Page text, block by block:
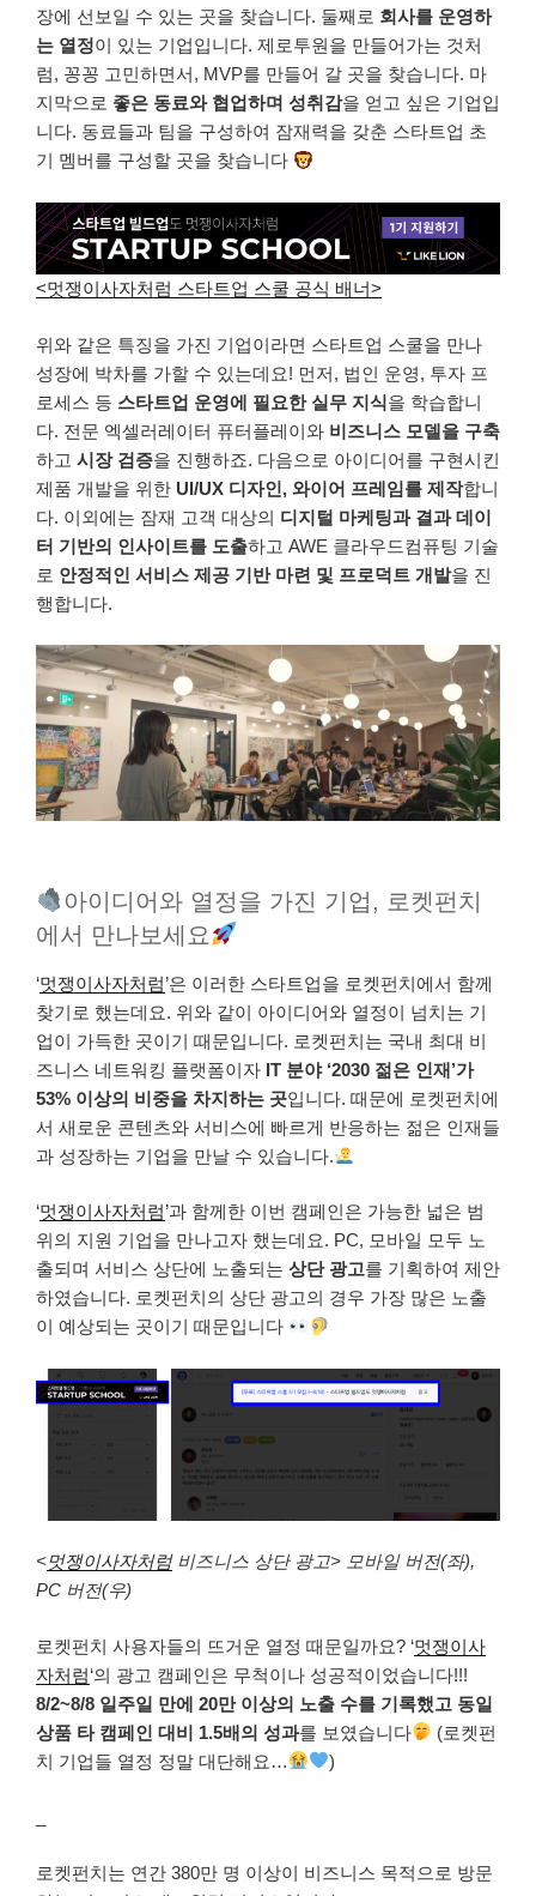
장에 선보일 수 있는 곳을 찾습니다. 둘째로 회사를 운영하
는 열정이 있는 기업입니다. 제로투원을 만들어가는 것처
럼, 꽁꽁 고민하면서, MVP를 만들어 갈 곳을 찾습니다. 마
지막으로 좋은 동료와 협업하며 성취감을 얻고 싶은 기업입
니다. 동료들과 팀을 구성하여 잠재력을 갖춘 스타트업 초
기 멤버를 구성할 곳을 찾습니다
<멋쟁이사자처럼 스타트업 스쿨 공식 배너>
위와 같은 특징을 가진 기업이라면 스타트업 스쿨을 만나
성장에 박차를 가할 수 있는데요! 먼저, 법인 운영, 투자 프
로세스 등 스타트업 운영에 필요한 실무 지식을 학습합니
다. 전문 엑셀러레이터 퓨터플레이와 비즈니스 모델을 구축
하고 시장 검증을 진행하죠. 다음으로 아이디어를 구현시킨
제품 개발을 위한 UI/UX 디자인, 와이어 프레임를 제작합니
다. 이외에는 잠재 고객 대상의 디지털 마케팅과 결과 데이
터 기반의 인사이트를 도출하고 AWE 클라우드컴퓨팅 기술
로 안정적인 서비스 제공 기반 마련 및 프로덕트 개발을 진
행합니다.
아이디어와 열정을 가진 기업, 로켓펀치
에서 만나보세요
‘멋쟁이사자처럼’은 이러한 스타트업을 로켓펀치에서 함께
찾기로 했는데요. 위와 같이 아이디어와 열정이 넘치는 기
업이 가득한 곳이기 때문입니다. 로켓펀치는 국내 최대 비
즈니스 네트워킹 플랫폼이자 IT 분야 ‘2030 젊은 인재’가
53% 이상의 비중을 차지하는 곳입니다. 때문에 로켓펀치에
서 새로운 콘텐츠와 서비스에 빠르게 반응하는 젊은 인재들
과 성장하는 기업을 만날 수 있습니다.
‘멋쟁이사자처럼’과 함께한 이번 캠페인은 가능한 넓은 범
위의 지원 기업을 만나고자 했는데요. PC, 모바일 모두 노
출되며 서비스 상단에 노출되는 상단 광고를 기획하여 제안
하였습니다. 로켓펀치의 상단 광고의 경우 가장 많은 노출
이 예상되는 곳이기 때문입니다
<멋쟁이사자처럼비즈니스 상단 광고> 모바일버전(좌),
PC 버전(우)
로켓펀치 사용자들의 뜨거운 열정 때문일까요? ‘멋쟁이사
자처럼‘의 광고 캠페인은 무척이나 성공적이었습니다!!!
8/2~8/8 일주일 만에 20만 이상의 노출 수를 기록했고 동일
상품 타 캠페인 대비 1.5배의 성과를 보였습니다
(로켓펀
치 기업들 열정 정말 대단해요…
)
로켓펀치는 연간 380만 명 이상이 비즈니스 목적으로 방문